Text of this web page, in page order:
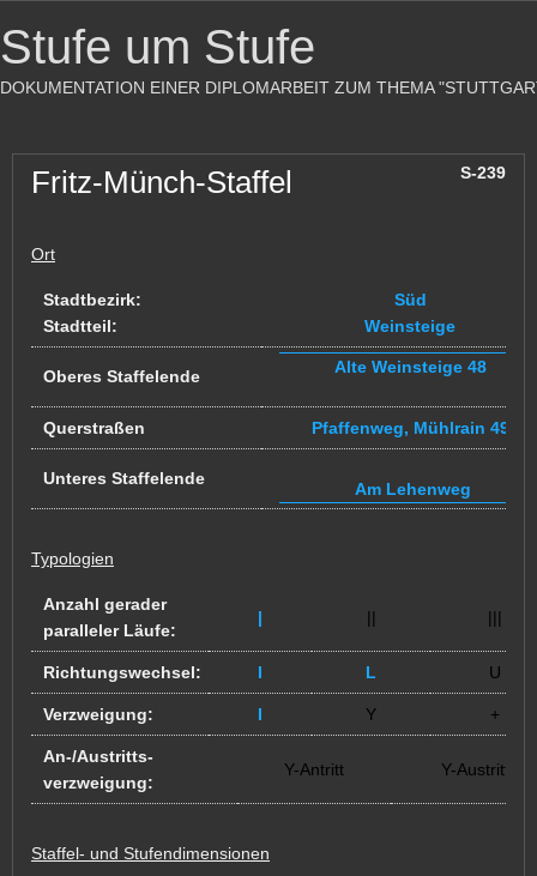
Stufe um Stufe
DOKUMENTATION EINER DIPLOMARBEIT ZUM THEMA
Fritz-Münch-Staffel S-239
Ort
Stadtbezirk:
Stadtteil:
Süd
Weinsteige
Oberes Staffelende Alte Weinsteige 48
Querstraßen Pfaffenweg, Mühlrain 49
Unteres Staffelende
Am Lehenweg
Typologien
Anzahl gerader
paralleler Läufe:
| || |||
Richtungswechsel: I L U
Verzweigung: I Y +
An-/Austritts-
verzweigung:
Y-Antritt Y-Austritt
Staffel- und Stufendimensionen